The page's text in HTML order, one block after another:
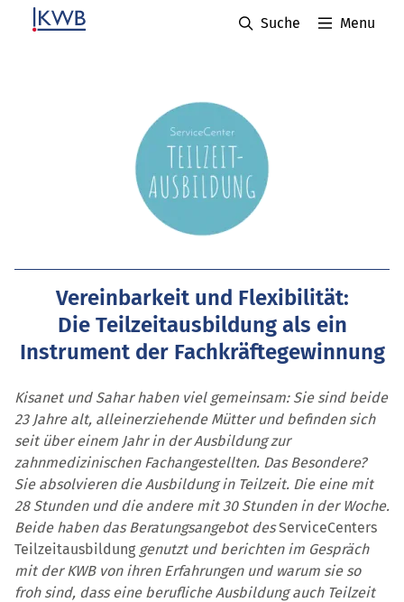
Suche Menu
Vereinbarkeit und Flexibilität:
Die Teilzeitausbildung als ein
Instrument der Fachkräftegewinnung
Kisanet und Sahar haben viel gemeinsam: Sie sind beide
23 Jahre alt, alleinerziehende Mütter und befinden sich
seit über einem Jahr in der Ausbildung zur
zahnmedizinischen Fachangestellten. Das Besondere?
Sie absolvieren die Ausbildung in Teilzeit. Die eine mit
28 Stunden und die andere mit 30 Stunden in der Woche.
Beide haben das Beratungsangebot desServiceCenters
Teilzeitausbildung genutzt und berichten im Gespräch
mit der KWB von ihren Erfahrungen und warum sie so
froh sind, dass eine berufliche Ausbildung auch Teilzeit